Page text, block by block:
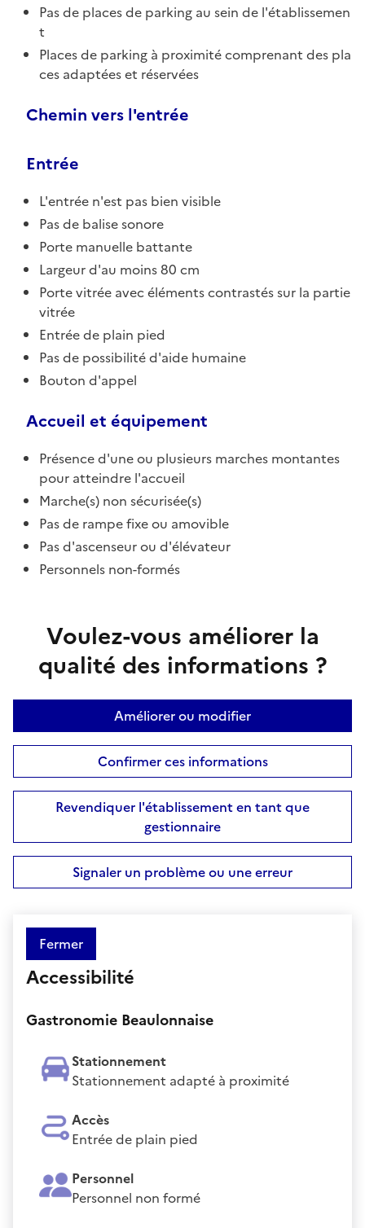
Pas de places de parking au sein de l'établissemen
t
Places de parking à proximité comprenant des pla
ces adaptées et réservées
Chemin vers l'entrée
Entrée
L'entrée n'est pas bien visible
Pas de balise sonore
Porte manuelle battante
Largeur d'au moins 80 cm
Porte vitrée avec éléments contrastés sur la partie
vitrée
Entrée de plain pied
Pas de possibilité d'aide humaine
Bouton d'appel
Accueil et équipement
Présence d'une ou plusieurs marches montantes
pour atteindre l'accueil
Marche(s) non sécurisée(s)
Pas de rampe fixe ou amovible
Pas d'ascenseur ou d'élévateur
Personnels non-formés
Voulez-vous améliorer la
qualité des informations ?
Améliorer ou modifier
Confirmer ces informations
Revendiquer l'établissement en tant que
gestionnaire
Signaler un problème ou une erreur
Fermer
Accessibilité
Gastronomie Beaulonnaise
Stationnement
Stationnement adapté à proximité
Accès
Entrée de plain pied
Personnel
Personnel non formé